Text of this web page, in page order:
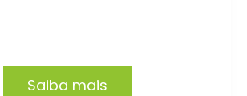
Saiba mais